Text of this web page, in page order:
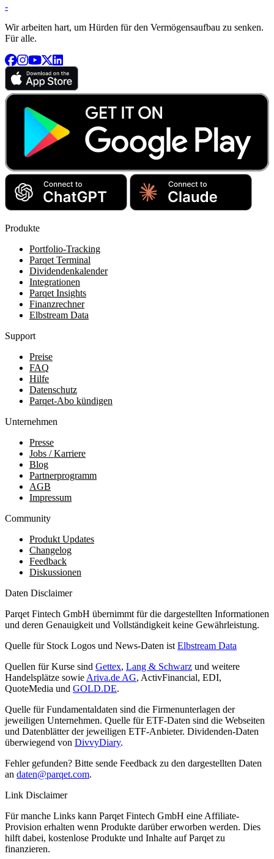
-
Wir arbeiten hart, um Hürden für den Vermögensaufbau zu senken.
Für alle.
Produkte
Portfolio-Tracking
Parqet Terminal
Dividendenkalender
Integrationen
Parqet Insights
Finanzrechner
Elbstream Data
Support
Preise
FAQ
Hilfe
Datenschutz
Parqet-Abo kündigen
Unternehmen
Presse
Jobs / Karriere
Blog
Partnerprogramm
AGB
Impressum
Community
Produkt Updates
Changelog
Feedback
Diskussionen
Daten Disclaimer
Parqet Fintech GmbH übernimmt für die dargestellten Informationen
und deren Genauigkeit und Vollständigkeit keine Gewährleistung.
Quelle für Stock Logos und News-Daten ist Elbstream Data
Quellen für Kurse sind Gettex, Lang & Schwarz und weitere
Handelsplätze sowie Ariva.de AG, ActivFinancial, EDI,
QuoteMedia und GOLD.DE.
Quelle für Fundamentaldaten sind die Firmenunterlagen der
jeweiligen Unternehmen. Quelle für ETF-Daten sind die Webseiten
und Datenblätter der jeweiligen ETF-Anbieter. Dividenden-Daten
überwiegend von DivvyDiary.
Fehler gefunden? Bitte sende Feedback zu den dargestellten Daten
an daten@parqet.com.
Link Disclaimer
Für manche Links kann Parqet Fintech GmbH eine Affiliate-
Provision erhalten wenn Produkte darüber erworben werden. Dies
hilft dabei, kostenlose Produkte und Inhalte auf Parqet zu
finanzieren.